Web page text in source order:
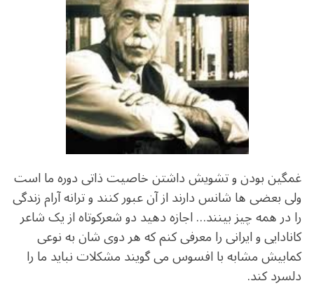
o
k p
غمگین بودن و تشویش داشتن خاصیت ذاتی دوره ما است
ولی بعضی ها شانس دارند از آن عبور کنند و ترانه آرام زندگی
را در همه چیز بینند… اجازه دهید دو شعرکوتاه از یک شاعر
کانادایی و ایرانی را معرفی کنم که هر دوی شان به نوعی
کمابیش مشابه با افسوس می گویند مشکلات نباید ما را
دلسرد کند.